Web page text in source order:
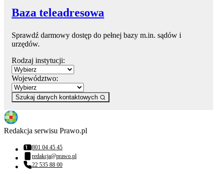
Baza teleadresowa
Sprawdź darmowy dostęp do pełnej bazy m.in. sądów i
urzędów.
Rodzaj instytucji:
Województwo:
Szukaj danych kontaktowych
Redakcja serwisu Prawo.pl
Numer telefonu:
801 04 45 45
Adres email:
redakcja@prawo.pl
Numer telefonu:
22 535 88 00